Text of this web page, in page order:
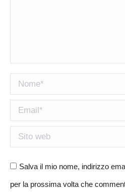
Nome *
Email *
Sito web
Salva il mio nome, indirizzo
per la prossima volta che